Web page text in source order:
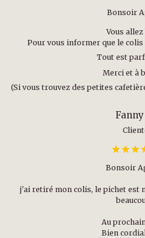
Bonsoir
Vous allez
Pour vous informer que le
Tout est
Merci et à
(Si vous trouvez des petites
Bonsoir
j'ai retiré mon colis, le pichet est
Au
Bien